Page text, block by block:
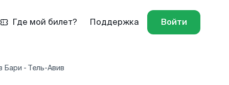
Где мой билет? Поддержка Войти
Бари - Тель-Авив